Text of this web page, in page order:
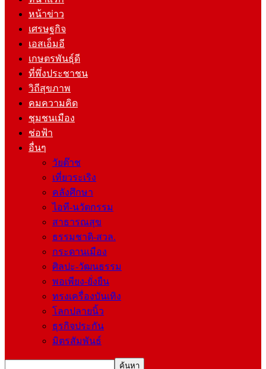
หน้าข่าว
เศรษฐกิจ
เอสเอ็มอี
เกษตรพันธุ์ดี
ที่พึ่งประชาชน
วิถีสุขภาพ
คมความคิด
ชุมชนเมือง
ช่อฟ้า
อื่นๆ
วัยต๊าช
เที่ยวระเริง
คลังศึกษา
ไอที-นวัตกรรม
สาธารณสุข
ธรรมชาติ-สวล.
กระดานเมือง
ศิลปะ-วัฒนธรรม
พอเพียง-ยั่งยืน
ทรงเครื่องบันเทิง
โลกปลายนิ้ว
ธุรกิจประกัน
มิตรสัมพันธ์